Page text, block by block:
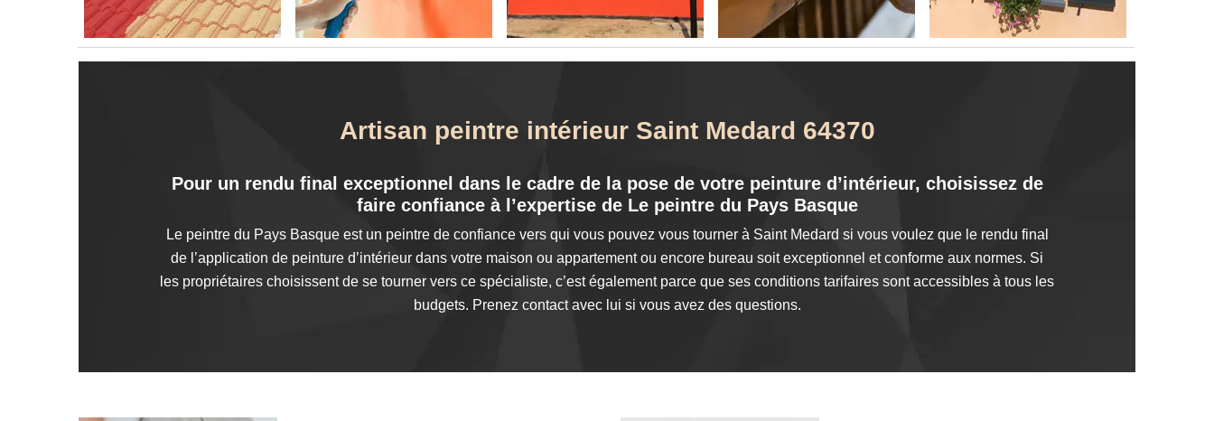
Artisan peintre intérieur Saint Medard 64370
Pour un rendu final exceptionnel dans le cadre de la pose de votre peinture d’intérieur, choisissez de
faire confiance à l’expertise de Le peintre du Pays Basque
Le peintre du Pays Basque est un peintre de confiance vers qui vous pouvez vous tourner à Saint Medard si vous voulez que le rendu final
de l’application de peinture d’intérieur dans votre maison ou appartement ou encore bureau soit exceptionnel et conforme aux normes. Si
les propriétaires choisissent de se tourner vers ce spécialiste, c’est également parce que ses conditions tarifaires sont accessibles à tous les
budgets. Prenez contact avec lui si vous avez des questions.